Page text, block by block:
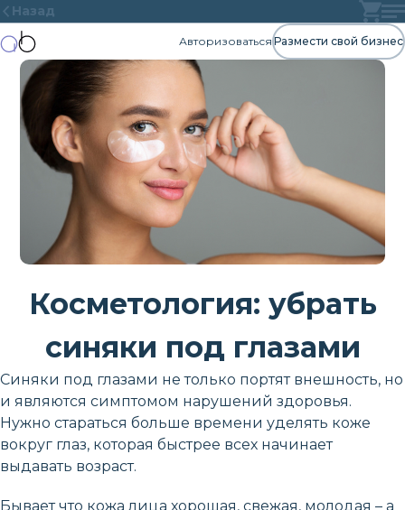
Назад
Авторизоваться Размести свой бизнес
Косметология: убрать
синяки под глазами
Синяки под глазами не только портят внешность, но
и являются симптомом нарушений здоровья.
Нужно стараться больше времени уделять коже
вокруг глаз, которая быстрее всех начинает
выдавать возраст.
Бывает что кожа лица хорошая, свежая, молодая – а